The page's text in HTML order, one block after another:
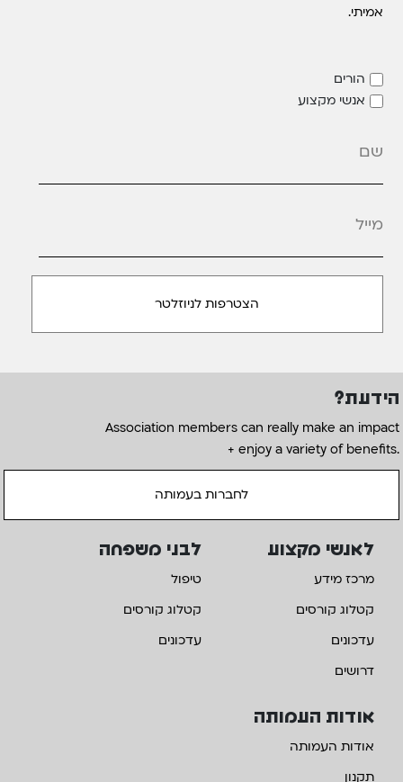
אמיתי.
הורים
אנשי מקצוע
הידעת?
Association members can really make an impact
+ enjoy a variety of benefits.
לחברות בעמותה
אודות העמותה
אודות העמותה
תקנון
לאנשי מקצוע
מרכז מידע
קטלוג קורסים
עדכונים
דרושים
לבני משפחה
טיפול
קטלוג קורסים
עדכונים